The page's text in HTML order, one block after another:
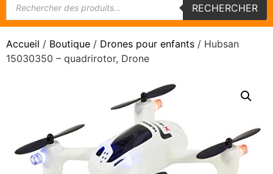
RECHERCHER
Accueil / Boutique / Drones pour enfants / Hubsan
15030350 – quadrirotor, Drone